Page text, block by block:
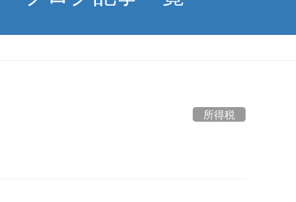
所得税